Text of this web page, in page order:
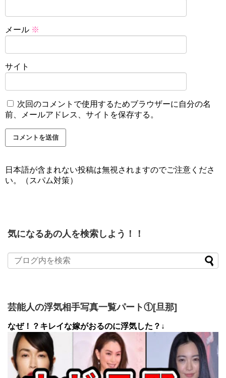
メール ※
サイト
次回のコメントで使用するためブラウザーに自分の名
前、メールアドレス、サイトを保存する。
日本語が含まれない投稿は無視されますのでご注意くださ
い。（スパム対策）
気になるあの人を検索しよう！！
芸能人の浮気相手写真一覧パート①[旦那]
なぜ！？キレイな嫁がおるのに浮気した？↓